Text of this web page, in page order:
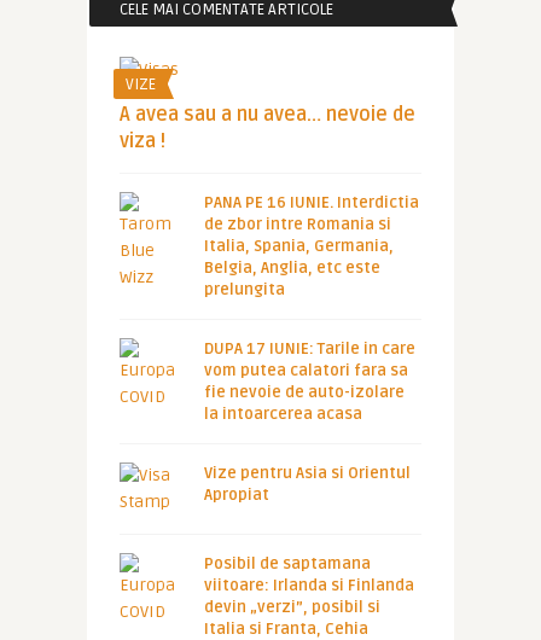
CELE MAI COMENTATE ARTICOLE
VIZE
A avea sau a nu avea… nevoie de
viza !
PANA PE 16 IUNIE. Interdictia
de zbor intre Romania si
Italia, Spania, Germania,
Belgia, Anglia, etc este
prelungita
DUPA 17 IUNIE: Tarile in care
vom putea calatori fara sa
fie nevoie de auto-izolare
la intoarcerea acasa
Vize pentru Asia si Orientul
Apropiat
Posibil de saptamana
viitoare: Irlanda si Finlanda
devin „verzi”, posibil si
Italia si Franta, Cehia